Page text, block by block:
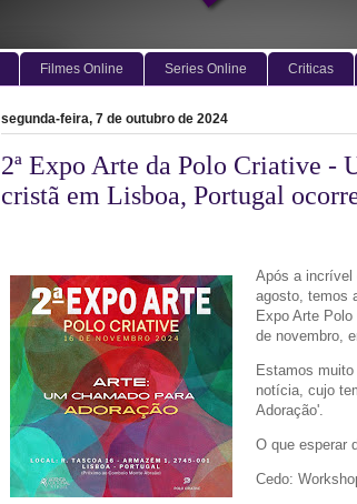
Filmes Online Series Online Criticas
segunda-feira, 7 de outubro de 2024
2ª Expo Arte da Polo Criative -
cristã em Lisboa, Portugal
Após a incrível
agosto, temos
Expo Arte
de novembro,
Estamos
notícia, cujo
Adoração'.
O que esperar
Cedo: